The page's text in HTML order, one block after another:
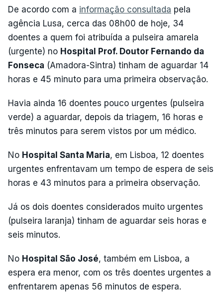
De acordo com a informação consultada pela
agência Lusa, cerca das 08h00 de hoje, 34
doentes a quem foi atribuída a pulseira amarela
(urgente) no Hospital Prof. Doutor Fernando da
Fonseca (Amadora-Sintra) tinham de aguardar 14
horas e 45 minuto para uma primeira observação.
Havia ainda 16 doentes pouco urgentes (pulseira
verde) a aguardar, depois da triagem, 16 horas e
três minutos para serem vistos por um médico.
No Hospital Santa Maria, em Lisboa, 12 doentes
urgentes enfrentavam um tempo de espera de seis
horas e 43 minutos para a primeira observação.
Já os dois doentes considerados muito urgentes
(pulseira laranja) tinham de aguardar seis horas e
seis minutos.
No Hospital São José, também em Lisboa, a
espera era menor, com os três doentes urgentes a
enfrentarem apenas 56 minutos de espera.